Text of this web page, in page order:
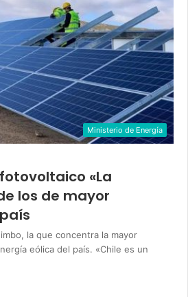
Ministerio de Energía
«La
los de mayor
la que concentra la mayor
eólica del país. «Chile es un